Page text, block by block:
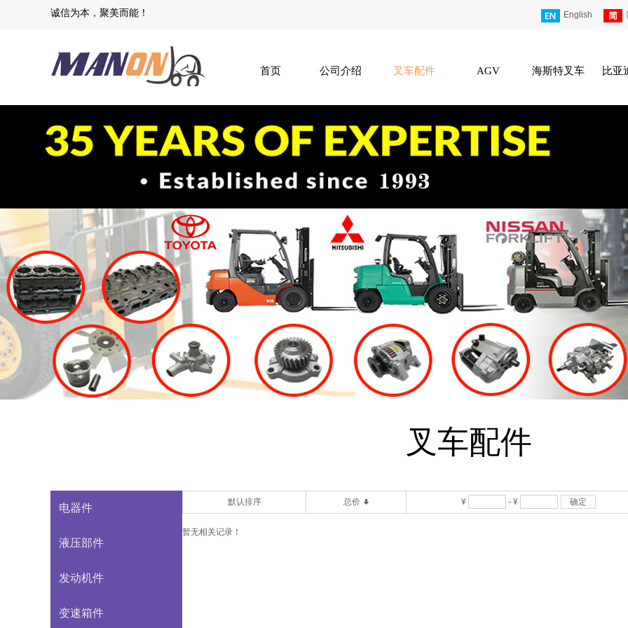
​诚信为本，聚美而能​！ English
首页 公司介绍 叉车配件 AGV 海斯特叉车 比亚
叉车配件
默认排序 总价 ¥ - ¥ 确定
暂无相关记录！
电器件
液压部件
发动机件
变速箱件